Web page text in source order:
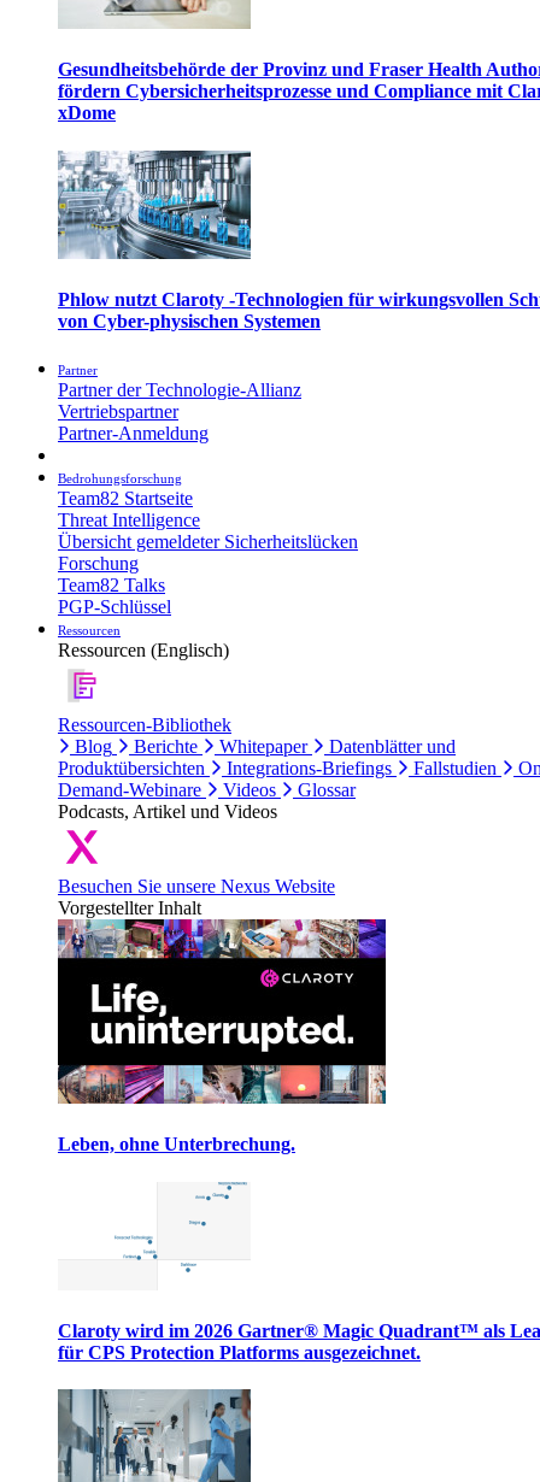
Gesundheitsbehörde der Provinz und Fraser Health
fördern Cybersicherheitsprozesse und Compliance mit
xDome
Phlow nutzt Claroty -Technologien für wirkungsvollen
von Cyber-physischen Systemen
Partner
Partner der Technologie-Allianz
Vertriebspartner
Partner-Anmeldung
Bedrohungsforschung
Team82 Startseite
Threat Intelligence
Übersicht gemeldeter Sicherheitslücken
Forschung
Team82 Talks
PGP-Schlüssel
Ressourcen
Ressourcen (Englisch)
Ressourcen-Bibliothek
Blog
Berichte Whitepaper
Datenblätter und
Produktübersichten
Integrations-Briefings Fallstudien
Demand-Webinare
Videos
Glossar
Podcasts, Artikel und Videos
Besuchen Sie unsere Nexus Website
Vorgestellter Inhalt
Leben, ohne Unterbrechung.
Claroty wird im 2026 Gartner® Magic Quadrant™ als
für CPS Protection Platforms ausgezeichnet.